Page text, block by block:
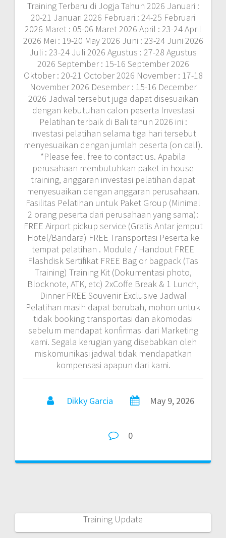
Training Terbaru di Jogja Tahun 2026 Januari :
20-21 Januari 2026 Februari : 24-25 Februari
2026 Maret : 05-06 Maret 2026 April : 23-24 April
2026 Mei : 19-20 May 2026 Juni : 23-24 Juni 2026
Juli : 23-24 Juli 2026 Agustus : 27-28 Agustus
2026 September : 15-16 September 2026
Oktober : 20-21 October 2026 November : 17-18
November 2026 Desember : 15-16 December
2026 Jadwal tersebut juga dapat disesuaikan
dengan kebutuhan calon peserta Investasi
Pelatihan terbaik di Bali tahun 2026 ini :
Investasi pelatihan selama tiga hari tersebut
menyesuaikan dengan jumlah peserta (on call).
*Please feel free to contact us. Apabila
perusahaan membutuhkan paket in house
training, anggaran investasi pelatihan dapat
menyesuaikan dengan anggaran perusahaan.
Fasilitas Pelatihan untuk Paket Group (Minimal
2 orang peserta dari perusahaan yang sama):
FREE Airport pickup service (Gratis Antar jemput
Hotel/Bandara) FREE Transportasi Peserta ke
tempat pelatihan . Module / Handout FREE
Flashdisk Sertifikat FREE Bag or bagpack (Tas
Training) Training Kit (Dokumentasi photo,
Blocknote, ATK, etc) 2xCoffe Break & 1 Lunch,
Dinner FREE Souvenir Exclusive Jadwal
Pelatihan masih dapat berubah, mohon untuk
tidak booking transportasi dan akomodasi
sebelum mendapat konfirmasi dari Marketing
kami. Segala kerugian yang disebabkan oleh
miskomunikasi jadwal tidak mendapatkan
kompensasi apapun dari kami.
Dikky Garcia May 9, 2026
0
Training Update